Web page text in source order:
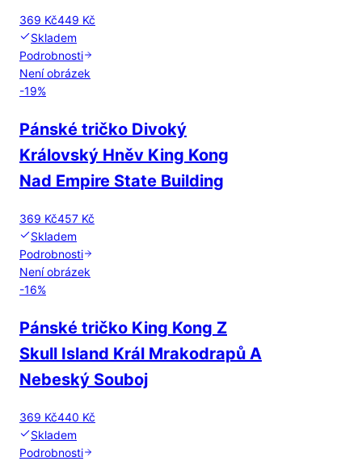
369 Kč449 Kč
Skladem
Podrobnosti
Není obrázek
-19%
Pánské tričko Divoký
Královský Hněv King Kong
Nad Empire State Building
369 Kč457 Kč
Skladem
Podrobnosti
Není obrázek
-16%
Pánské tričko King Kong Z
Skull Island Král Mrakodrapů A
Nebeský Souboj
369 Kč440 Kč
Skladem
Podrobnosti